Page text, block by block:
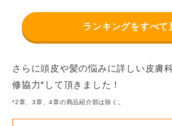
ランキングをすべて
さらに頭皮や髪の悩みに詳しい皮膚
修協力*して頂きました！
*2章、3章、4章の商品紹介部は除く。